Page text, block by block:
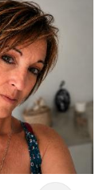
à ma
moi je vous